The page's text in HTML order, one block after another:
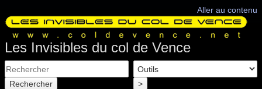
Aller au contenu
Les Invisibles du col de Vence
Rechercher >